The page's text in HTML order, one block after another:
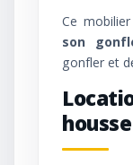
Ce
son
gonfler et